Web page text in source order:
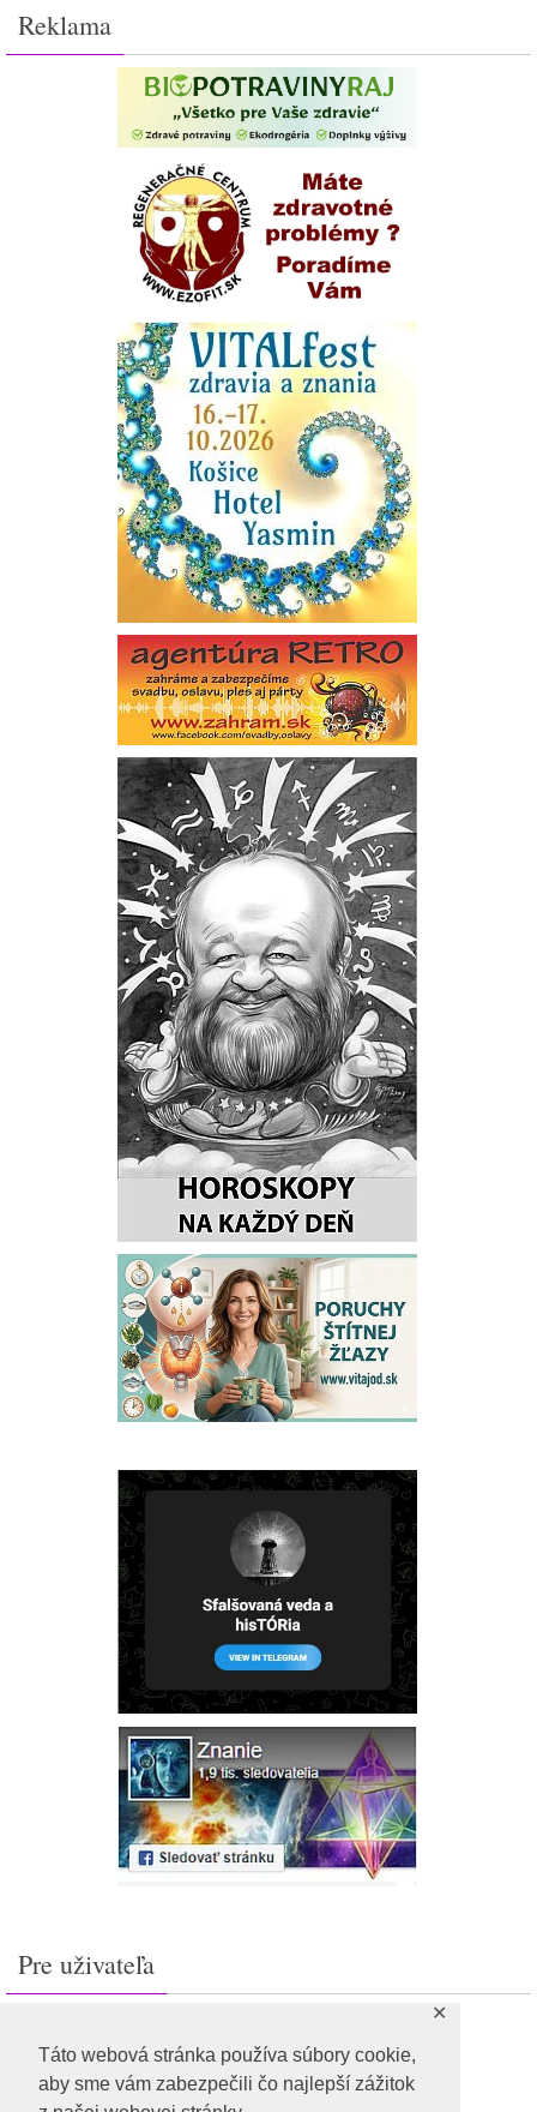
Táto webová stránka používa súbory cookie,
aby sme vám zabezpečili čo najlepší zážitok
✕
Reklama
Pre uživateľa
Feed záznamov
RSS feed komentárov
WordPress.org